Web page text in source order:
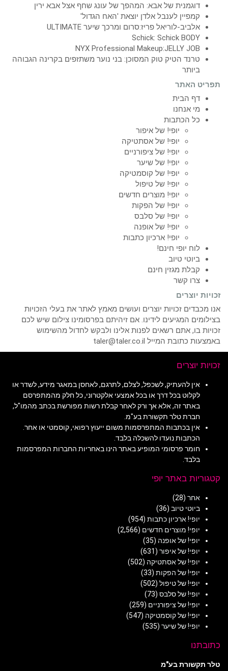
דוגמנית של אבא: המהפך של עונג שחף אצל אבא ירין
קמפיין לענבל אלדן יוצאת 'האח הגדול'
אלביב-לוריאל פריז:סרום ומרכך שיער ULTIMATE
Schick: Schick BODY
NYX Professional Makeup:JELLY JOB
טרנד הטיק טוק המסוכן: בני נוער משתזפים בקרינה הגבוהה
ביותר
תפריט האתר
דף הבית
מי אנחנו
כל הכתבות
יופי! של איפור
יופי! של אסתטיקה
יופי! של ציפורניים
יופי! של שיער
יופי! של קוסמטיקה
יופי! של טיפול
יופי! מוצרים חדשים
יופי! של הפקות
יופי! של סלבס
יופי! של אופנה
יופי! ארכיון כתבות
לוח יופי חינם!
ביוטי טיוב
קבלת מגזין חינם
צרו קשר
זכויות יוצרים
אנו מכבדים זכויות יוצרים ועושים מאמץ לאתר את בעלי הזכויות
בצילומים המגיעים לידינו. אם זיהיתם בפרסומינו צילום שיש לכם
זכויות בו, אתם רשאים לפנות אלינו ולבקש לחדול מהשימוש
באמצעות כתובת המייל taler@taler.co.il
זכויות יוצרים
אין להעתיק, לשכפל, לצלם, לתרגם, לאחסן במאגר מידע, לשדר או
לקלוט בכל דרך או בכל אמצעי אלקטרוני, כל חלק מהמתפרסם
באתר זה, אלא אך ורק לאחר קבלת רשות מפורשת בכתב מהמו"ל,
חברת טלר תקשורת בע"מ.
אין בכתבות המתפרסמות משום ייעוץ רפואי, קוסמטי או אחר.
הכתבות נועדו להשכלה בלבד.
חומר פרסומי המופיע באתר הינו באחריות החברות המפרסמות
בלבד.
קטגוריות באתר יופי
אחר (28)
ביוטי טיוב (36)
יופי! ארכיון כתבות (954)
יופי! מוצרים חדשים (2,566)
יופי! של אופנה (35)
יופי! של איפור (631)
יופי! של אסתטיקה (502)
יופי! של הפקות (33)
יופי! של טיפול (502)
יופי! של סלבס (73)
יופי! של ציפורניים (259)
יופי! של קוסמטיקה (547)
יופי! של שיער (535)
כתובתנו
טלר תקשורת בע"מ